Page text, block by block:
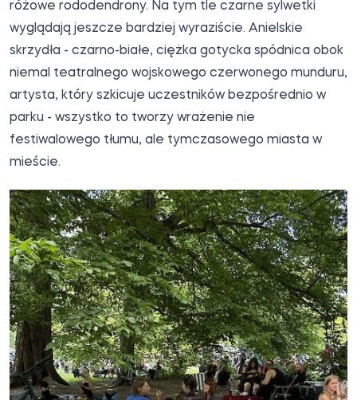
różowe rododendrony. Na tym tle czarne sylwetki
wyglądają jeszcze bardziej wyraziście. Anielskie
skrzydła - czarno-białe, ciężka gotycka spódnica obok
niemal teatralnego wojskowego czerwonego munduru,
artysta, który szkicuje uczestników bezpośrednio w
parku - wszystko to tworzy wrażenie nie
festiwalowego tłumu, ale tymczasowego miasta w
mieście.